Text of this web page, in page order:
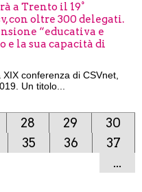
a Trento il 19°
con oltre 300 delegati.
“educativa e
la sua capacità di
conferenza di CSVnet,
Un titolo...
28 29
30
35 36
37
...